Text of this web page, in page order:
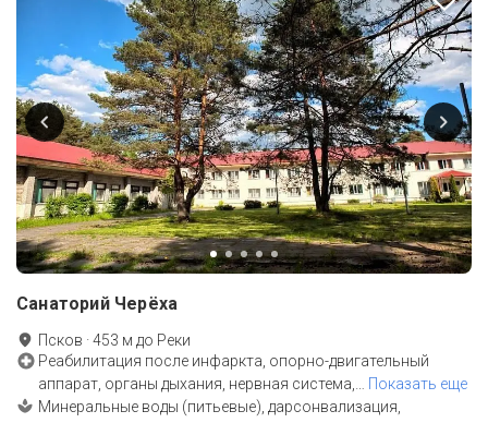
Санаторий Черёха
Псков ·453 м до Реки
Реабилитация после инфаркта, опорно-двигательный
аппарат, органы дыхания, нервная система,
Показать еще
Минеральные воды (питьевые), дарсонвализация,